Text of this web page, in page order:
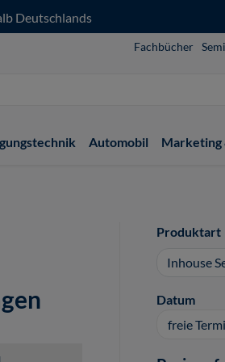
Deutschlands
Fachbücher
Automobil Marketing
Produktart
Inhouse
Datum